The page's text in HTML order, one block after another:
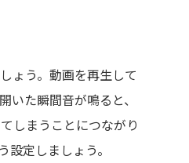
ょう。動画を再生して
た瞬間音が鳴ると、
しまうことにつながり
定しましょう。